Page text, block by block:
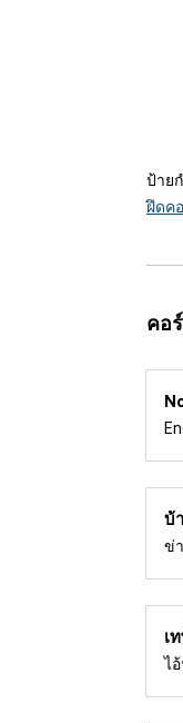
ป้าย
ฝึดค
คอ
บ้
ข่
เ
ไ